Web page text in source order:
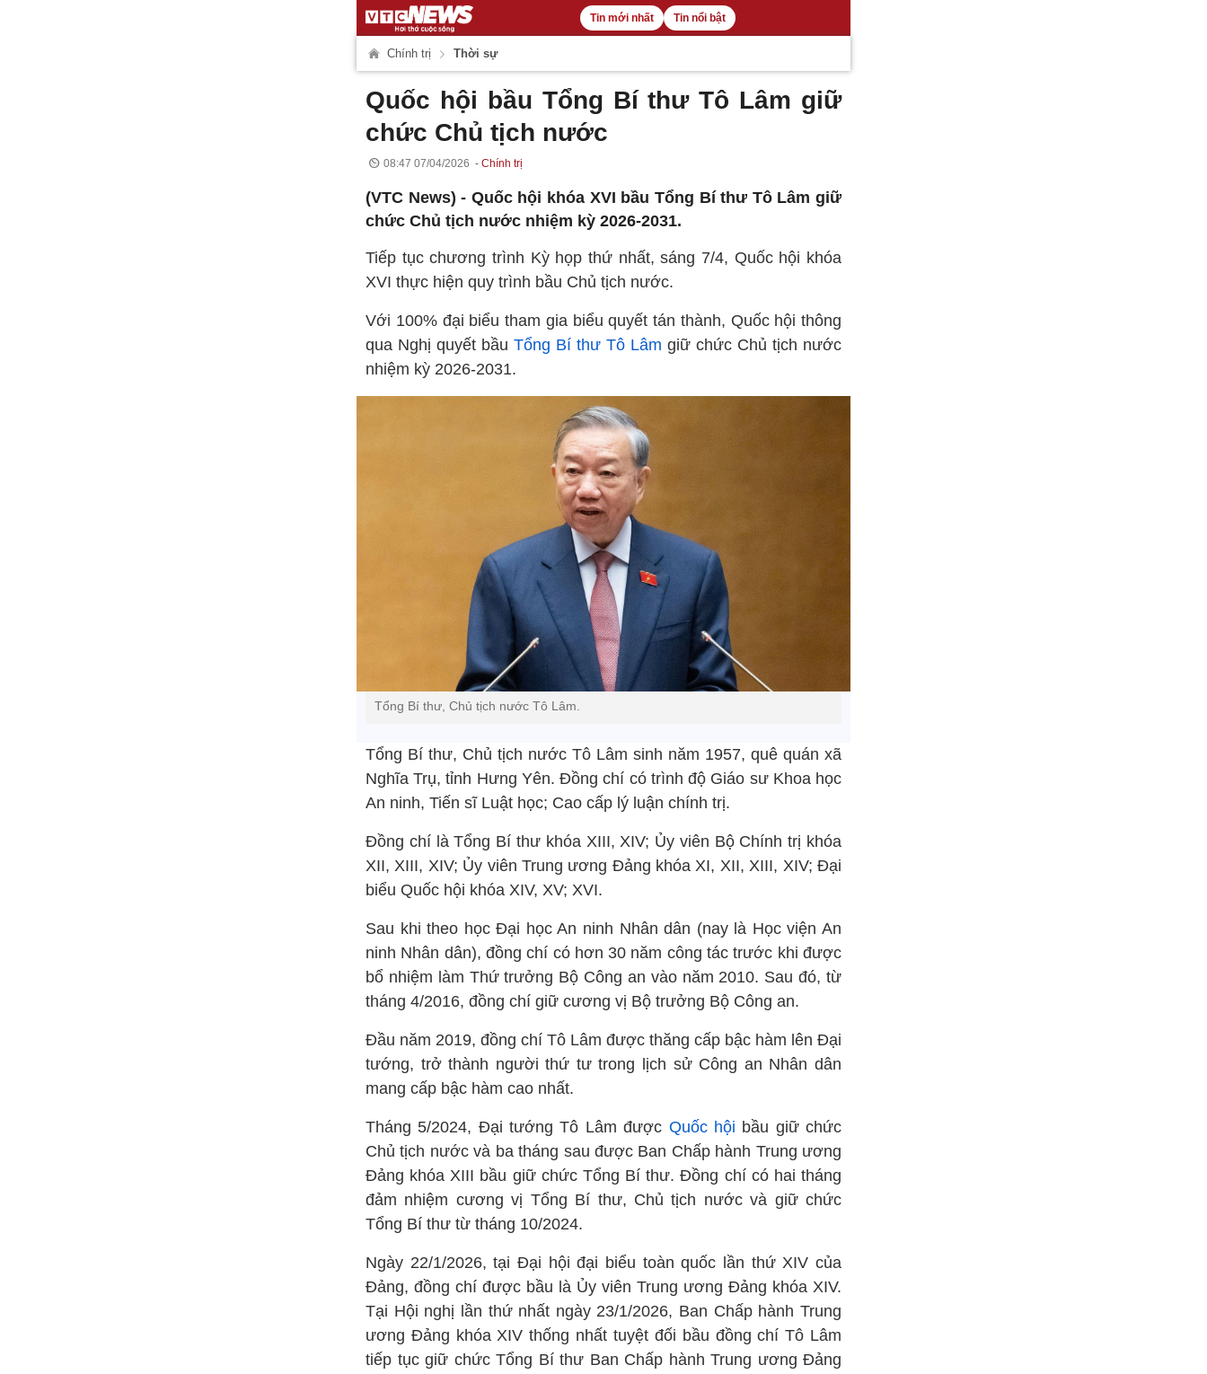
Tin mới nhất Tin nổi bật
Chính trị Thời sự
Quốc hội bầu Tổng Bí thư Tô Lâm giữ
chức Chủ tịch nước
08:47 07/04/2026 Chính trị
(VTC News) - Quốc hội khóa XVI bầu Tổng Bí thư Tô Lâm giữ
chức Chủ tịch nước nhiệm kỳ 2026-2031.
Tiếp tục chương trình Kỳ họp thứ nhất, sáng 7/4, Quốc hội khóa
XVI thực hiện quy trình bầu Chủ tịch nước.
Với 100% đại biểu tham gia biểu quyết tán thành, Quốc hội thông
qua Nghị quyết bầu Tổng Bí thư Tô Lâm giữ chức Chủ tịch nước
nhiệm kỳ 2026-2031.
Tổng Bí thư, Chủ tịch nước Tô Lâm.
Tổng Bí thư, Chủ tịch nước Tô Lâm sinh năm 1957, quê quán xã
Nghĩa Trụ, tỉnh Hưng Yên. Đồng chí có trình độ Giáo sư Khoa học
An ninh, Tiến sĩ Luật học; Cao cấp lý luận chính trị.
Đồng chí là Tổng Bí thư khóa XIII, XIV; Ủy viên Bộ Chính trị khóa
XII, XIII, XIV; Ủy viên Trung ương Đảng khóa XI, XII, XIII, XIV; Đại
biểu Quốc hội khóa XIV, XV; XVI.
Sau khi theo học Đại học An ninh Nhân dân (nay là Học viện An
ninh Nhân dân), đồng chí có hơn 30 năm công tác trước khi được
bổ nhiệm làm Thứ trưởng Bộ Công an vào năm 2010. Sau đó, từ
tháng 4/2016, đồng chí giữ cương vị Bộ trưởng Bộ Công an.
Đầu năm 2019, đồng chí Tô Lâm được thăng cấp bậc hàm lên Đại
tướng, trở thành người thứ tư trong lịch sử Công an Nhân dân
mang cấp bậc hàm cao nhất.
Tháng 5/2024, Đại tướng Tô Lâm được Quốc hội bầu giữ chức
Chủ tịch nước và ba tháng sau được Ban Chấp hành Trung ương
Đảng khóa XIII bầu giữ chức Tổng Bí thư. Đồng chí có hai tháng
đảm nhiệm cương vị Tổng Bí thư, Chủ tịch nước và giữ chức
Tổng Bí thư từ tháng 10/2024.
Ngày 22/1/2026, tại Đại hội đại biểu toàn quốc lần thứ XIV của
Đảng, đồng chí được bầu là Ủy viên Trung ương Đảng khóa XIV.
Tại Hội nghị lần thứ nhất ngày 23/1/2026, Ban Chấp hành Trung
ương Đảng khóa XIV thống nhất tuyệt đối bầu đồng chí Tô Lâm
tiếp tục giữ chức Tổng Bí thư Ban Chấp hành Trung ương Đảng